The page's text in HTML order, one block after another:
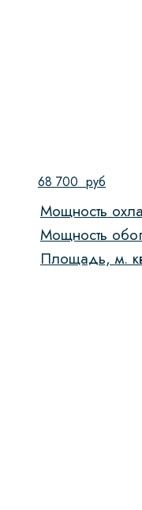
68 700 руб
Мощность
Мощность
Площадь, м.